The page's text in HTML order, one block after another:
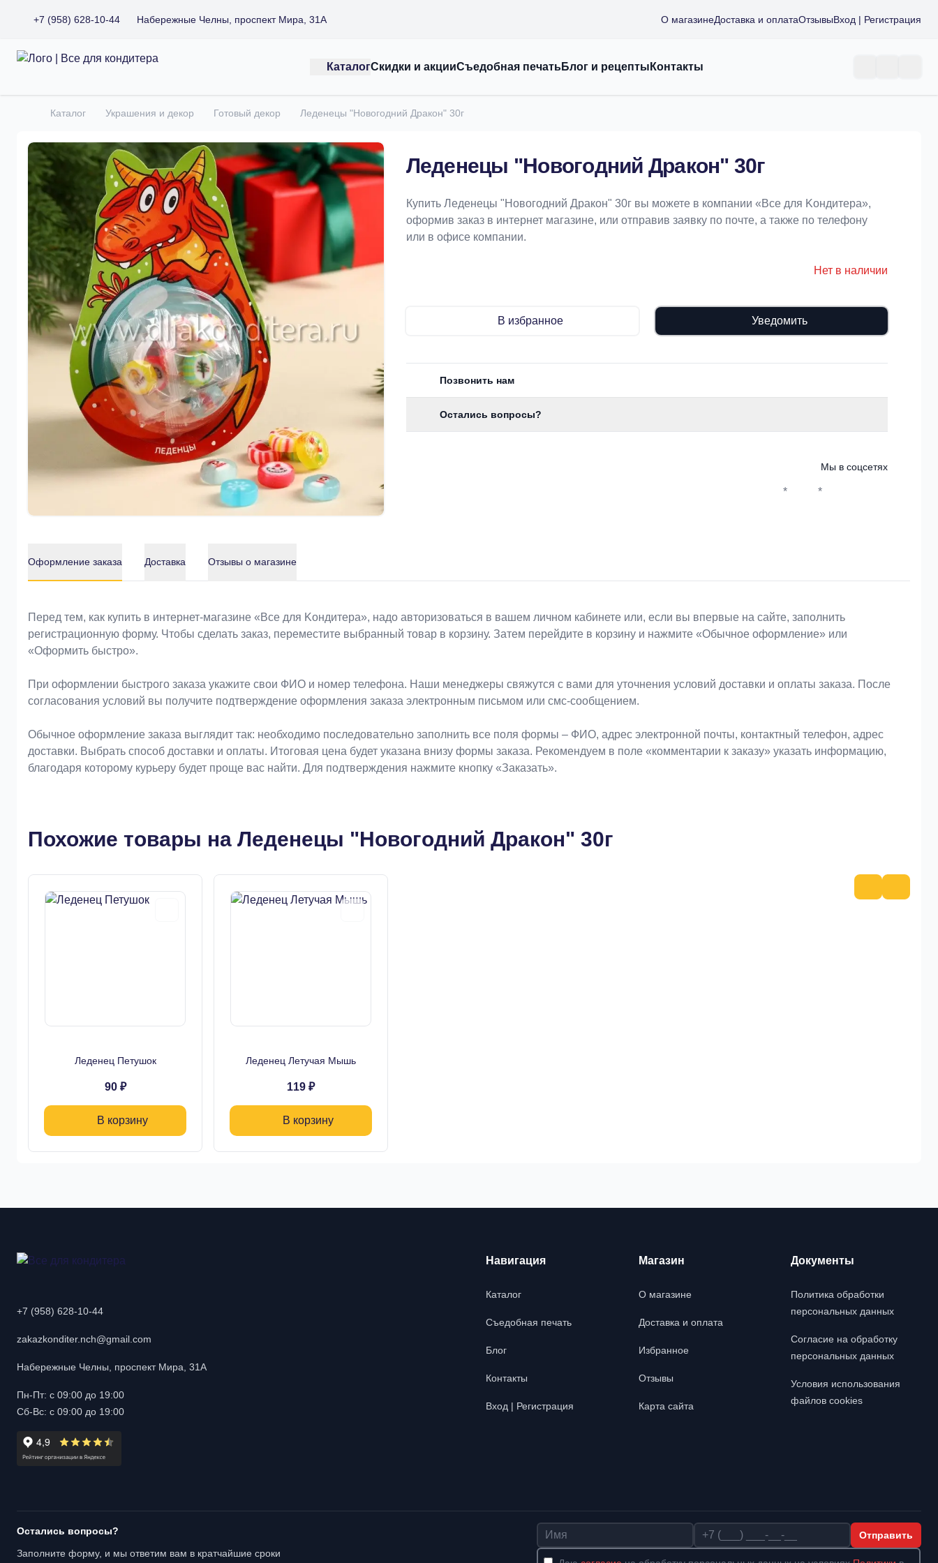
+7 (958) 628-10-44 Набережные Челны, проспект Мира, 31А О магазинеДоставка и оплатаОтзывыВход | Регистрация
Все для кондитера
КаталогСкидки и акцииСъедобная печатьБлог и рецепты Контакты
Главная
Каталог Украшения и декор Готовый декор Леденецы "Новогодний Дракон" 30г
Леденецы "Новогодний Дракон" 30г
Купить Леденецы "Новогодний Дракон" 30г вы можете в компании «Bce для Koндитeрa»,
оформив заказ в интернет магазине, или отправив заявку по почте, а также по телефону
или в офисе компании.
Нет в наличии
В избранное Уведомить
Позвонить нам
Остались вопросы?
Мы в соцсетях
* *
Оформление заказа Доставка Отзывы о магазине
Оформление заказа
Перед тем, как купить в интернет-магазине «Bce для Koндитeрa», надо авторизоваться в вашем личном кабинете или, если вы впервые на сайте, заполнить
регистрационную форму. Чтобы сделать заказ, переместите выбранный товар в корзину. Затем перейдите в корзину и нажмите «Обычное оформление» или
«Оформить быстро».
При оформлении быстрого заказа укажите свои ФИО и номер телефона. Наши менеджеры свяжутся с вами для уточнения условий доставки и оплаты заказа. После
согласования условий вы получите подтверждение оформления заказа электронным письмом или смс-сообщением.
Обычное оформление заказа выглядит так: необходимо последовательно заполнить все поля формы – ФИО, адрес электронной почты, контактный телефон, адрес
доставки. Выбрать способ доставки и оплаты. Итоговая цена будет указана внизу формы заказа. Рекомендуем в поле «комментарии к заказу» указать информацию,
благодаря которому курьеру будет проще вас найти. Для подтверждения нажмите кнопку «Заказать».
Похожие товары на Леденецы "Новогодний Дракон" 30г
Леденец Петушок
90 ₽
В корзину
Леденец Летучая Мышь
119 ₽
В корзину
+7 (958) 628-10-44
zakazkonditer.nch@gmail.com
Набережные Челны, проспект Мира, 31А
Пн-Пт: с 09:00 до 19:00
Сб-Вс: с 09:00 до 19:00
Навигация
Каталог
Съедобная печать
Блог
Контакты
Вход | Регистрация
Магазин
О магазине
Доставка и оплата
Избранное
Отзывы
Карта сайта
Документы
Политика обработки
персональных данных
Согласие на обработку
персональных данных
Условия использования
файлов cookies
Остались вопросы?
Заполните форму, и мы ответим вам в кратчайшие сроки
Имя Телефон Отправить